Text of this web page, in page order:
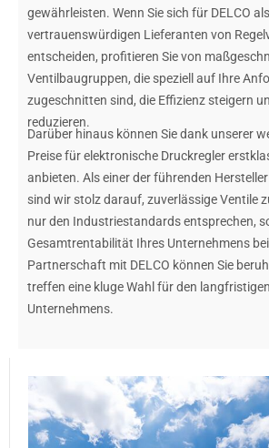
gewährleisten. Wenn Sie sich für DELCO
vertrauenswürdigen Lieferanten von
entscheiden, profitieren Sie von
Ventilbaugruppen, die speziell auf Ihre
zugeschnitten sind, die Effizienz steigern
reduzieren.
Darüber hinaus können Sie dank unserer
Preise für elektronische Druckregler
anbieten. Als einer der führenden
sind wir stolz darauf, zuverlässige Ventile
nur den Industriestandards entsprechen,
Gesamtrentabilität Ihres Unternehmens
Partnerschaft mit DELCO können Sie
treffen eine kluge Wahl für den
Unternehmens.